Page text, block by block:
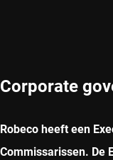
Corporate
Robeco heeft een
Commissarissen. De